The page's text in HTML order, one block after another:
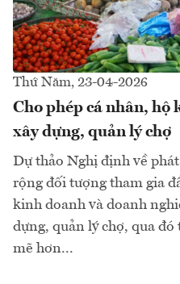
Thứ Năm, 23-04-2026
Cho phép cá nhân, hộ
xây dựng, quản lý chợ
Dự thảo Nghị định về
rộng đối tượng tham gia
kinh doanh và doanh
dựng, quản lý chợ, qua
mẽ hơn...